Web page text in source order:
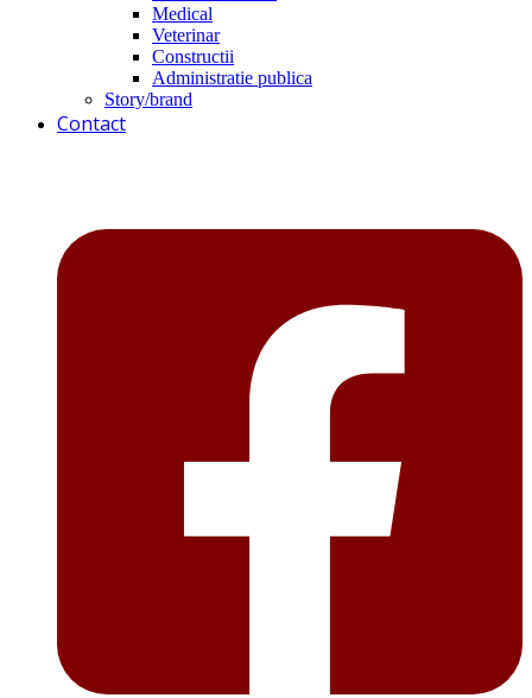
Medical
Veterinar
Constructii
Administratie publica
Story/brand
Contact